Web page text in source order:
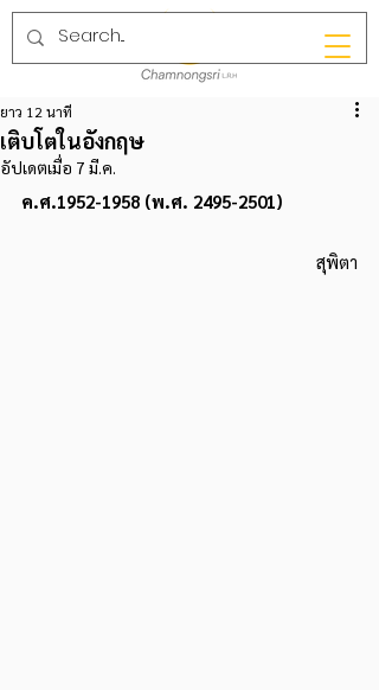
เติบโตในอังกฤษ
ยาว 12 นาที
อัปเดตเมื่อ 7 มี.ค.
ค.ศ.1952-1958 (พ.ศ. 2495-2501)
สุพิตา